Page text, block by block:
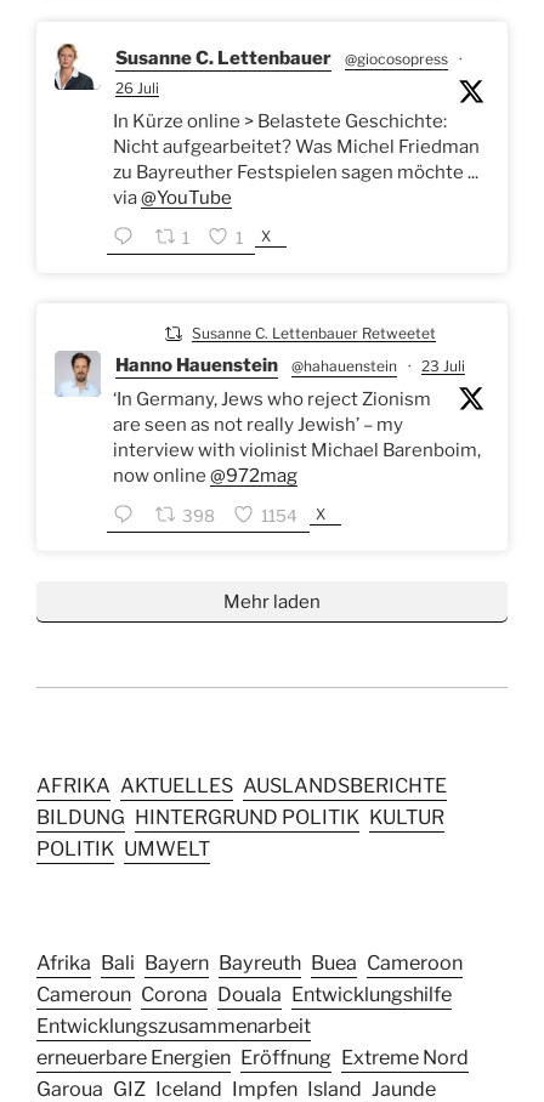
Susanne C. Lettenbauer @giocosopress ·
26 Juli
In Kürze online > Belastete Geschichte:
Nicht aufgearbeitet? Was Michel Friedman
zu Bayreuther Festspielen sagen möchte ...
via@YouTube
1 1 X
Susanne C. Lettenbauer Retweetet
Hanno Hauenstein @hahauenstein · 23 Juli
‘In Germany, Jews who reject Zionism
are seen as not really Jewish’ – my
interview with violinist Michael Barenboim,
now online @972mag
398 1154 X
Mehr laden
AFRIKA AKTUELLES AUSLANDSBERICHTE
BILDUNG HINTERGRUND POLITIK KULTUR
POLITIK UMWELT
Afrika Bali Bayern Bayreuth Buea Cameroon
Cameroun Corona Douala Entwicklungshilfe
Entwicklungszusammenarbeit
erneuerbare Energien Eröffnung Extreme Nord
Garoua GIZ Iceland Impfen Island Jaunde